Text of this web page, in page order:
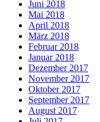
Juni 2018
Mai 2018
April 2018
März 2018
Februar 2018
Januar 2018
Dezember 2017
November 2017
Oktober 2017
September 2017
August 2017